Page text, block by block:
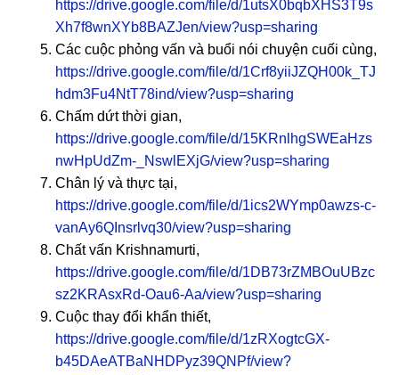
https://drive.google.com/file/d/1utsX0bqbXHS3T9s
Xh7f8wnXYb8BAZJen/view?usp=sharing
Các cuộc phỏng vấn và buổi nói chuyện cuối cùng,
https://drive.google.com/file/d/1Crf8yiiJZQH00k_TJ
hdm3Fu4NtT78ind/view?usp=sharing
Chấm dứt thời gian,
https://drive.google.com/file/d/15KRnlhgSWEaHzs
nwHpUdZm-_NswlEXjG/view?usp=sharing
Chân lý và thực tại,
https://drive.google.com/file/d/1ics2WYmp0awzs-c-
vanAy6QInsrlvq30/view?usp=sharing
Chất vấn Krishnamurti,
https://drive.google.com/file/d/1DB73rZMBOuUBzc
sz2KRAsxRd-Oau6-Aa/view?usp=sharing
Cuộc thay đổi khẩn thiết,
https://drive.google.com/file/d/1zRXogtcGX-
b45DAeATBaNHDPyz39QNPf/view?